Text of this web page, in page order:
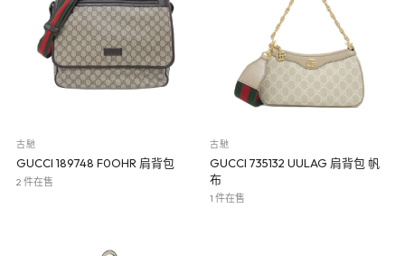
古馳
GUCCI 189748 F0OHR 肩背包
2 件在售
古馳
GUCCI 735132 UULAG 肩背包 帆
布
1 件在售